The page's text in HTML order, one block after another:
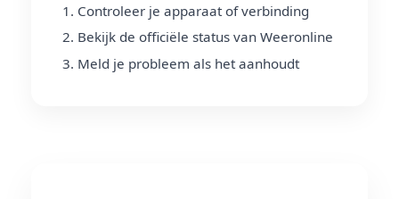
Controleer je apparaat of verbinding
Bekijk de officiële status van Weeronline
Meld je probleem als het aanhoudt